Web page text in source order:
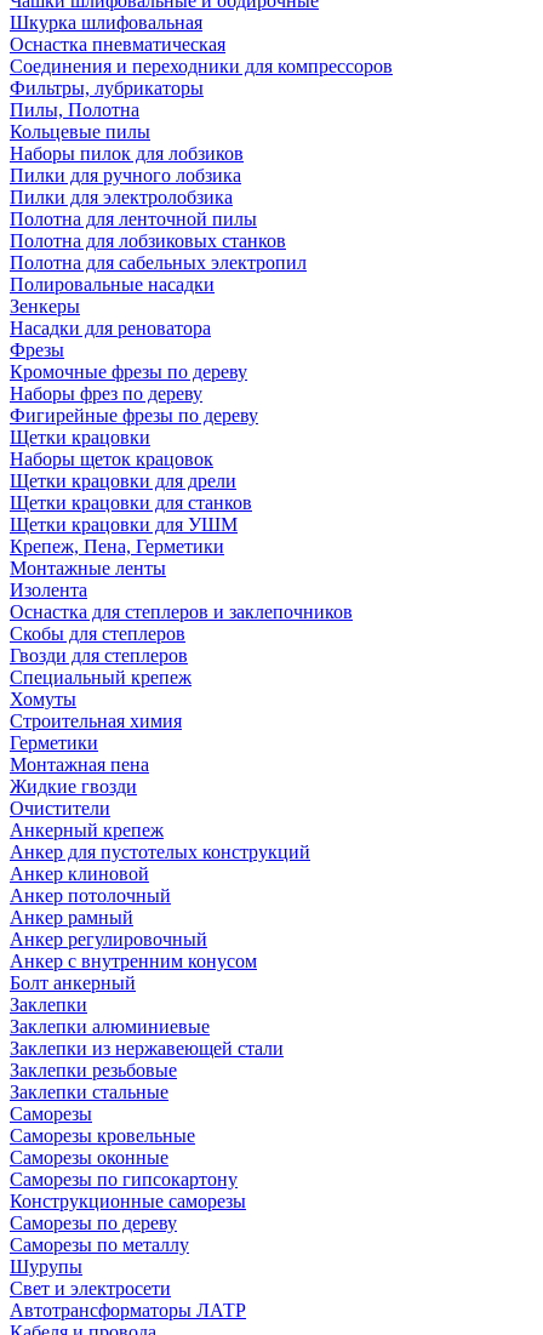
Шкурка шлифовальная
Оснастка пневматическая
Соединения и переходники для компрессоров
Фильтры, лубрикаторы
Пилы, Полотна
Кольцевые пилы
Наборы пилок для лобзиков
Пилки для ручного лобзика
Пилки для электролобзика
Полотна для ленточной пилы
Полотна для лобзиковых станков
Полотна для сабельных электропил
Полировальные насадки
Зенкеры
Насадки для реноватора
Фрезы
Кромочные фрезы по дереву
Наборы фрез по дереву
Фигирейные фрезы по дереву
Щетки крацовки
Наборы щеток крацовок
Щетки крацовки для дрели
Щетки крацовки для станков
Щетки крацовки для УШМ
Крепеж, Пена, Герметики
Монтажные ленты
Изолента
Оснастка для степлеров и заклепочников
Скобы для степлеров
Гвозди для степлеров
Специальный крепеж
Хомуты
Строительная химия
Герметики
Монтажная пена
Жидкие гвозди
Очистители
Анкерный крепеж
Анкер для пустотелых конструкций
Анкер клиновой
Анкер потолочный
Анкер рамный
Анкер регулировочный
Анкер с внутренним конусом
Болт анкерный
Заклепки
Заклепки алюминиевые
Заклепки из нержавеющей стали
Заклепки резьбовые
Заклепки стальные
Саморезы
Саморезы кровельные
Саморезы оконные
Саморезы по гипсокартону
Конструкционные саморезы
Саморезы по дереву
Саморезы по металлу
Шурупы
Свет и электросети
Автотрансформаторы ЛАТР